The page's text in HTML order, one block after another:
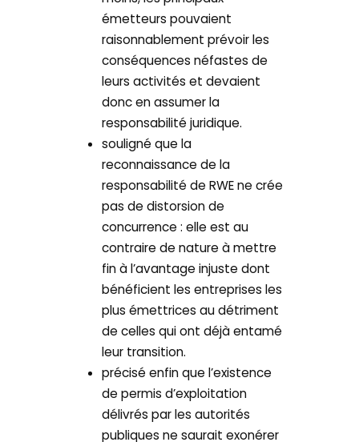
émetteurs pouvaient
raisonnablement prévoir les
conséquences néfastes de
leurs activités et devaient
donc en assumer la
responsabilité juridique.
souligné que la
reconnaissance de la
responsabilité de RWE ne crée
pas de distorsion de
concurrence : elle est au
contraire de nature à mettre
fin à l’avantage injuste dont
bénéficient les entreprises les
plus émettrices au détriment
de celles qui ont déjà entamé
leur transition.
précisé enfin que l’existence
de permis d’exploitation
délivrés par les autorités
publiques ne saurait exonérer